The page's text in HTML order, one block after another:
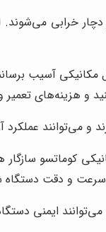
دچار خرابی
آسیب
و هزینه‌های
عملکرد آن
کوماتسو
سرعت و دقت
ایمنی